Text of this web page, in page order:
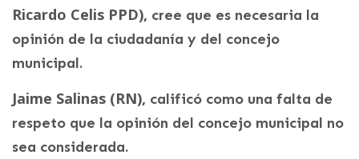
Ricardo Celis PPD), cree que es necesaria la
opinión de la ciudadanía y del concejo
municipal.
Jaime Salinas (RN), calificó como una falta de
respeto que la opinión del concejo municipal no
sea considerada.